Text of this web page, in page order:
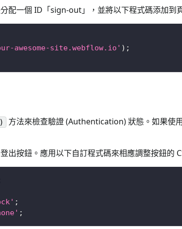
一個 ID「sign-out」，並將以下程式碼添加到
awesome-site.webflow.io' ) ;
方法來檢查驗證 (Authentication) 狀態。如果使
按鈕。應用以下自訂程式碼來相應調整按鈕的
;
;